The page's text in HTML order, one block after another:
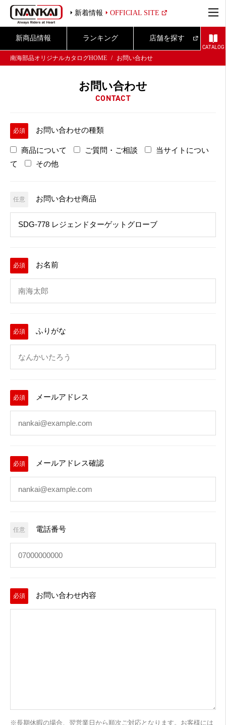
新着情報 OFFICIAL SITE
新商品情報 ランキング 店舗を探す
CATALOG
南海部品オリジナルカタログHOME
お問い合わせ
お問い合わせ
CONTACT
必須 お問い合わせの種類
商品について ご質問・ご相談
当サイトについ
て
その他
任意 お問い合わせ商品
必須 お名前
必須 ふりがな
必須 メールアドレス
必須 メールアドレス確認
任意 電話番号
必須 お問い合わせ内容
※長期休暇の場合、翌営業日から順次ご対応となります。お客様には